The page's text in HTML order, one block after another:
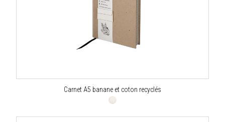
Carnet A5 banane et coton recyclés